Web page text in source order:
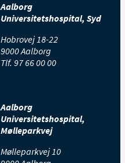
Aalborg
Universitetshospital, Syd
Hobrovej 18-22
9000 Aalborg
Tlf. 97 66 00 00
Aalborg
Universitetshospital,
Mølleparkvej
Mølleparkvej 10